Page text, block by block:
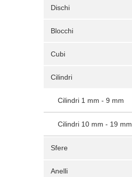
Dischi
Blocchi
Cubi
Cilindri
Cilindri 1 mm - 9 mm
Cilindri 10 mm - 19 mm
Sfere
Anelli